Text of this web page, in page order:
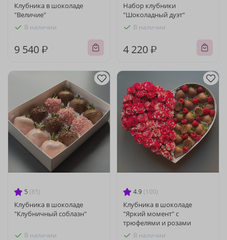
Клубника в шоколаде
"Величие"
В наличии
9 540 ₽
Набор клубники
"Шоколадный дуэт"
В наличии
4 220 ₽
5 (85)
Клубника в шоколаде
"Клубничный соблазн"
В наличии
4.9 (100)
Клубника в шоколаде
"Яркий момент" с
трюфелями и розами
В наличии